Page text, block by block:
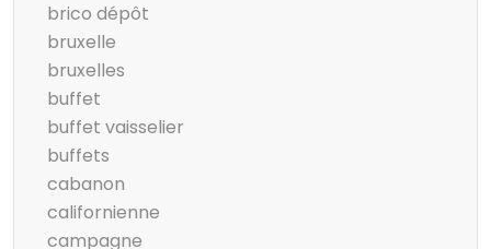
brico dépôt
bruxelle
bruxelles
buffet
buffet vaisselier
buffets
cabanon
californienne
campagne